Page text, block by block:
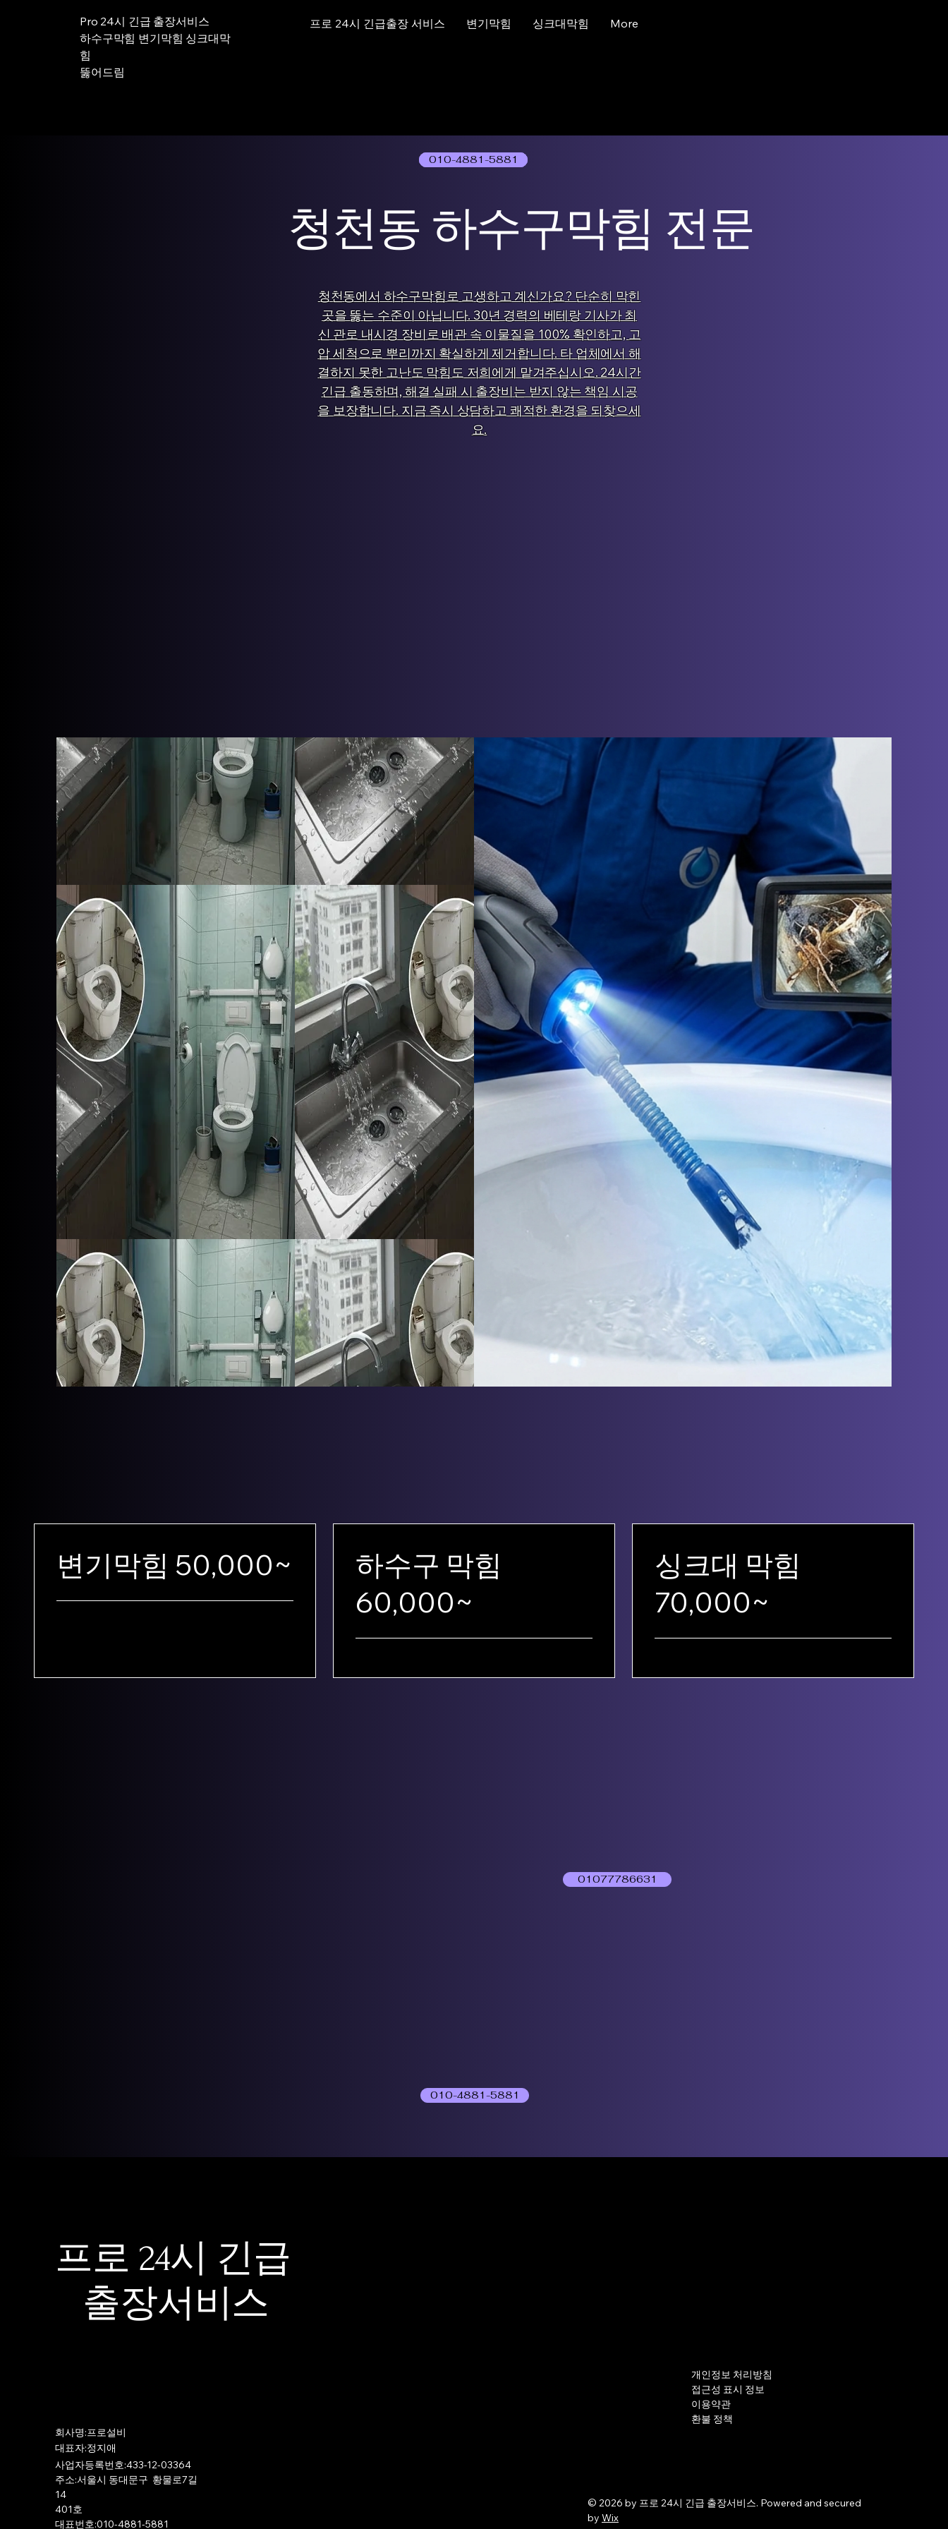
Pro 24시 긴급 출장서비스
하수구막힘 변기막힘 싱크대막
힘
뚫어드림
프로 24시 긴급출장 서비스 변기막힘 싱크대막힘 More
01077786631
청천동 하수구막힘 전문
청천동에서 하수구막힘로 고생하고 계신가요? 단순히 막힌
곳을 뚫는 수준이 아닙니다. 30년 경력의 베테랑 기사가 최
신 관로 내시경 장비로 배관 속 이물질을 100% 확인하고, 고
압 세척으로 뿌리까지 확실하게 제거합니다. 타 업체에서 해
결하지 못한 고난도 막힘도 저희에게 맡겨주십시오. 24시간
긴급 출동하며, 해결 실패 시 출장비는 받지 않는 책임 시공
을 보장합니다. 지금 즉시 상담하고 쾌적한 환경을 되찾으세
요.
변기막힘 50,000~
하수구 막힘
60,000~
싱크대 막힘
70,000~
01077786631
010-4881-5881
010-4881-5881
프로 24시 긴급
출장서비스
​회사명:프로설비
​대표자:정지애
사업자등록번호:433-12-03364
주소:서울시 동대문구 황물로7길
14
401호
​대표번호:010-4881-5881
개인정보 처리방침
접근성 표시 정보
이용약관
환불 정책
© 2026 by 프로 24시 긴급 출장서비스. Powered and secured
by Wix